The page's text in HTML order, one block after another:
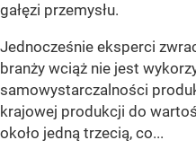
gałęzi przemysłu.
Jednocześnie eksperci
branży wciąż nie jest
samowystarczalności
krajowej produkcji do
około jedną trzecią, co...